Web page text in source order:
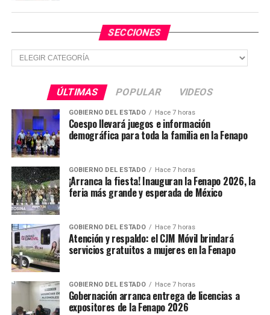
SECCIONES
Secciones
ÚLTIMAS POPULAR VIDEOS
GOBIERNO DEL ESTADO Hace 7 horas
Coespo llevará juegos e información
demográfica para toda la familia en la Fenapo
GOBIERNO DEL ESTADO Hace 7 horas
¡Arranca la fiesta! Inauguran la Fenapo 2026, la
feria más grande y esperada de México
GOBIERNO DEL ESTADO Hace 7 horas
Atención y respaldo: el CJM Móvil brindará
servicios gratuitos a mujeres en la Fenapo
GOBIERNO DEL ESTADO Hace 7 horas
Gobernación arranca entrega de licencias a
expositores de la Fenapo 2026